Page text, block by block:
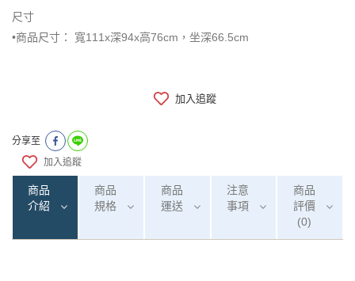
尺寸
•商品尺寸： 寬111x深94x高76cm，坐深66.5cm
加入追蹤
分享至
加入追蹤
商品
介紹
商品
規格
商品
運送
注意
事項
商品
評價
(0)